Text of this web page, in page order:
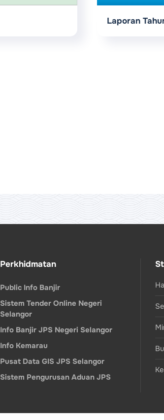
Laporan
Perkhidmatan
Public Info Banjir
Sistem Tender Online Negeri
Selangor
Info Banjir JPS Negeri Selangor
Info Kemarau
Pusat Data GIS JPS Selangor
Sistem Pengurusan Aduan JPS